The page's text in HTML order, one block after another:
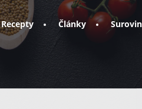
Recepty Články